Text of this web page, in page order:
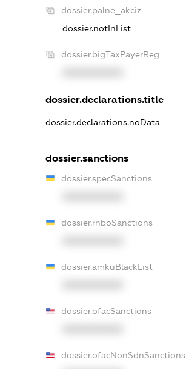
dossier.palne_akciz
dossier.notInList
dossier.bigTaxPayerReg
dossier.declarations.title
dossier.declarations.noData
dossier.sanctions
dossier.specSanctions
dossier.rnboSanctions
dossier.amkuBlackList
dossier.ofacSanctions
dossier.ofacNonSdnSanctions